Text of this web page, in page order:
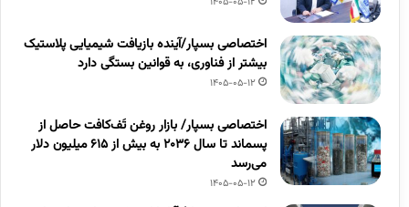
اختصاصی بسپار/آینده بازیافت شیمیایی پلاستیک
بیشتر از فناوری، به قوانین بستگی دارد
1405-05-12
اختصاصی بسپار/ بازار روغن تَف‌کافت حاصل از
پسماند تا سال ۲۰۳۶ به بیش از ۶۱۵ میلیون دلار
می‌رسد
1405-05-12